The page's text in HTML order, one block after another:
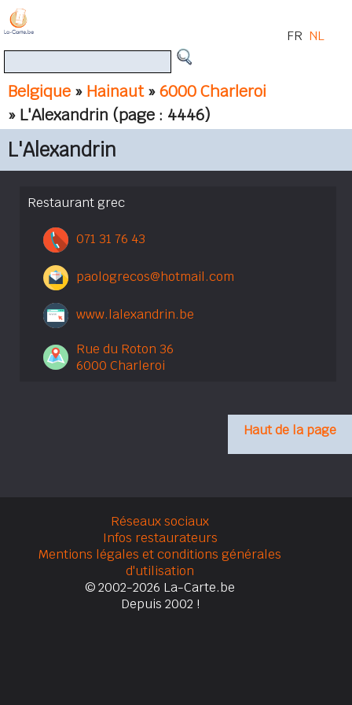
Belgique » Hainaut»6000 Charleroi
» L'Alexandrin (page : 4446)
FR NL
L'Alexandrin
Restaurant grec
071 31 76 43
paologrecos@hotmail.com
www.lalexandrin.be
Rue du Roton 36
6000 Charleroi
Haut de la page
Réseaux sociaux
Infos restaurateurs
Mentions légales et conditions générales
d'utilisation
© 2002-2026 La-Carte.be
Depuis 2002 !